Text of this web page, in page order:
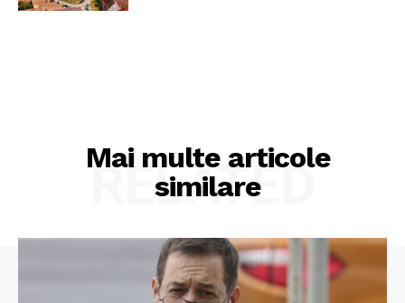
Mai multe articole
similare
RELATED